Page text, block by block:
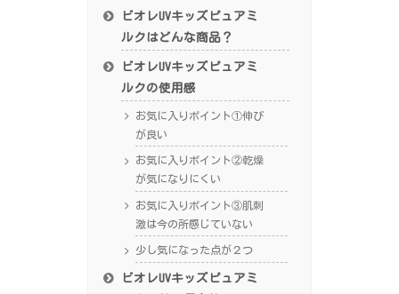
ビオレUVキッズピュアミ
ルクはどんな商品？
ビオレUVキッズピュアミ
ルクの使用感
お気に入りポイント①伸び
が良い
お気に入りポイント②乾燥
が気になりにくい
お気に入りポイント③肌刺
激は今の所感じていない
少し気になった点が２つ
ビオレUVキッズピュアミ